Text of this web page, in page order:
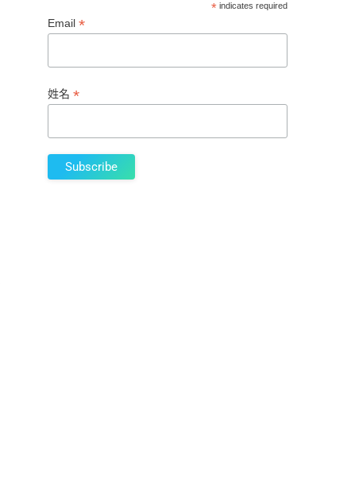
* indicates required
Email *
姓名 *